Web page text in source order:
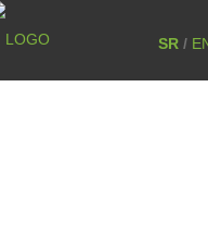
SR /